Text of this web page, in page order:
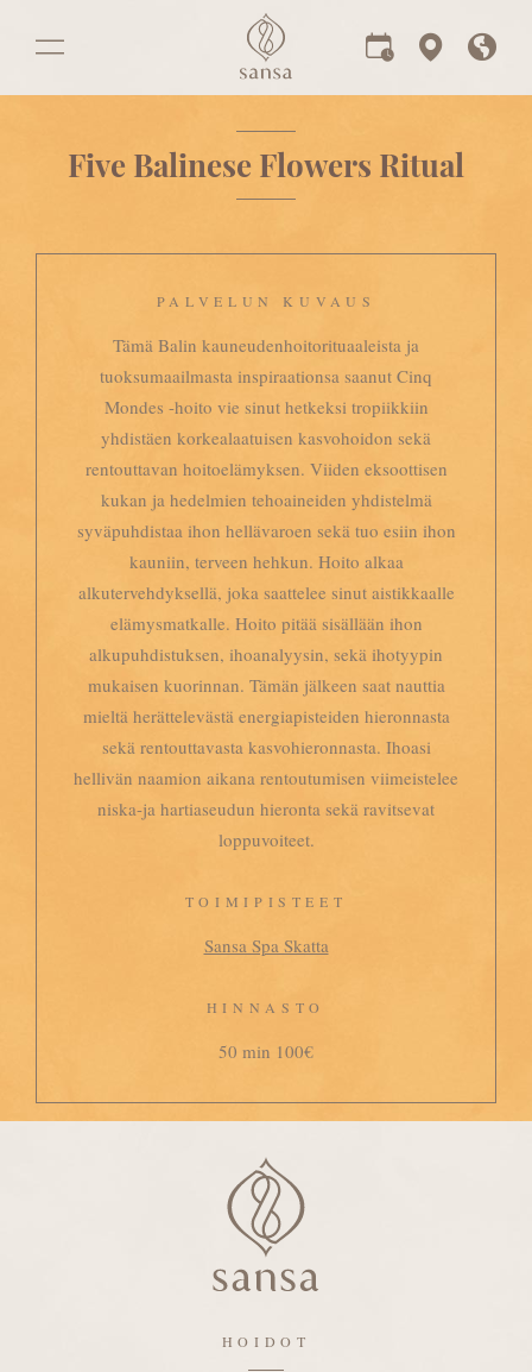
Five Balinese Flowers Ritual
PALVELUN KUVAUS
Tämä Balin kauneudenhoitorituaaleista ja
tuoksumaailmasta inspiraationsa saanut Cinq
Mondes -hoito vie sinut hetkeksi tropiikkiin
yhdistäen korkealaatuisen kasvohoidon sekä
rentouttavan hoitoelämyksen. Viiden eksoottisen
kukan ja hedelmien tehoaineiden yhdistelmä
syväpuhdistaa ihon hellävaroen sekä tuo esiin ihon
kauniin, terveen hehkun. Hoito alkaa
alkutervehdyksellä, joka saattelee sinut aistikkaalle
elämysmatkalle. Hoito pitää sisällään ihon
alkupuhdistuksen, ihoanalyysin, sekä ihotyypin
mukaisen kuorinnan. Tämän jälkeen saat nauttia
mieltä herättelevästä energiapisteiden hieronnasta
sekä rentouttavasta kasvohieronnasta. Ihoasi
hellivän naamion aikana rentoutumisen viimeistelee
niska-ja hartiaseudun hieronta sekä ravitsevat
loppuvoiteet.
TOIMIPISTEET
Sansa Spa Skatta
HINNASTO
50 min 100€
HOIDOT